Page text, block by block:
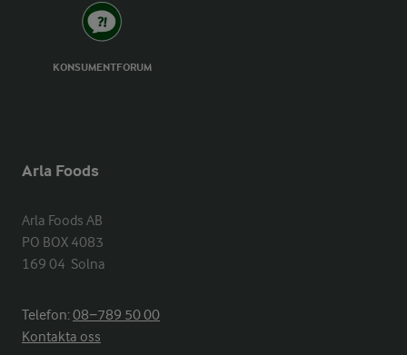
KONSUMENTFORUM
Arla Foods
Arla Foods AB
PO BOX 4083
169 04  Solna
Telefon:08−789 50 00
Kontakta oss